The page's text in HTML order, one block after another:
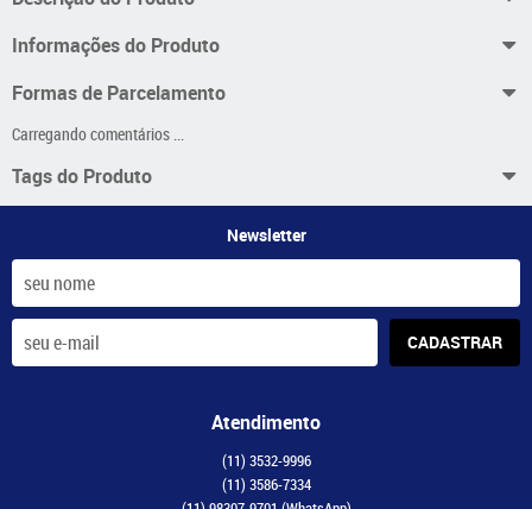
Informações do Produto
Formas de Parcelamento
Carregando comentários ...
Tags do Produto
Newsletter
CADASTRAR
Atendimento
(11) 3532-9996
(11) 3586-7334